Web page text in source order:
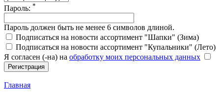
Пароль: *
Пароль должен быть не менее 6 символов длиной.
Подписаться на новости ассортимент "Шапки" (Зима)
Подписаться на новости ассортимент "Купальники" (Лето)
Я согласен (-на) на обработку моих персональных данных
Главная